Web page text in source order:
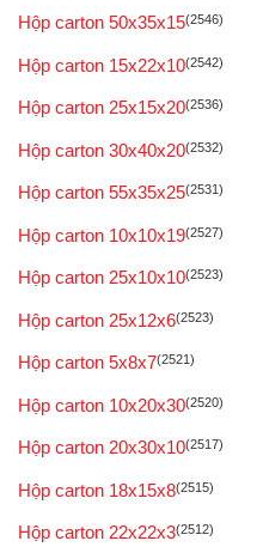
Hộp carton 50x35x15(2546)
Hộp carton 15x22x10(2542)
Hộp carton 25x15x20(2536)
Hộp carton 30x40x20(2532)
Hộp carton 55x35x25(2531)
Hộp carton 10x10x19(2527)
Hộp carton 25x10x10(2523)
Hộp carton 25x12x6(2523)
Hộp carton 5x8x7(2521)
Hộp carton 10x20x30(2520)
Hộp carton 20x30x10(2517)
Hộp carton 18x15x8(2515)
Hộp carton 22x22x3(2512)